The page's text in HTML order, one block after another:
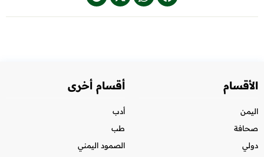
الأقسام
اليمن
صحافة
دولي
أقسام أخرى
أدب
طب
الصمود اليمني